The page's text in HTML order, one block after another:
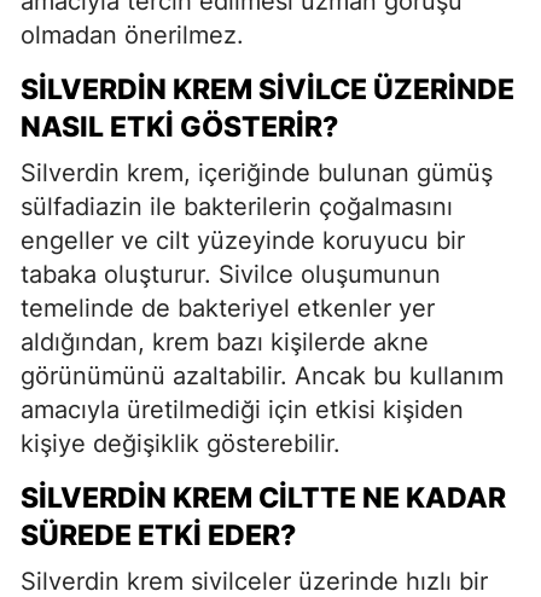
olmadan önerilmez.
SILVERDIN KREM SIVILCE ÜZERINDE
NASIL ETKI GÖSTERIR?
Silverdin krem, içeriğinde bulunan gümüş
sülfadiazin ile bakterilerin çoğalmasını
engeller ve cilt yüzeyinde koruyucu bir
tabaka oluşturur. Sivilce oluşumunun
temelinde de bakteriyel etkenler yer
aldığından, krem bazı kişilerde akne
görünümünü azaltabilir. Ancak bu kullanım
amacıyla üretilmediği için etkisi kişiden
kişiye değişiklik gösterebilir.
SILVERDIN KREM CILTTE NE KADAR
SÜREDE ETKI EDER?
Silverdin krem sivilceler üzerinde hızlı bir